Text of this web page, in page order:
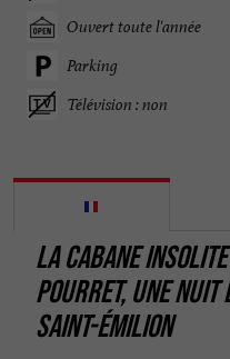
Ouvert toute l'année
Parking
Télévision : non
LA CABANE
POURRET, UNE
SAINT-ÉMILION